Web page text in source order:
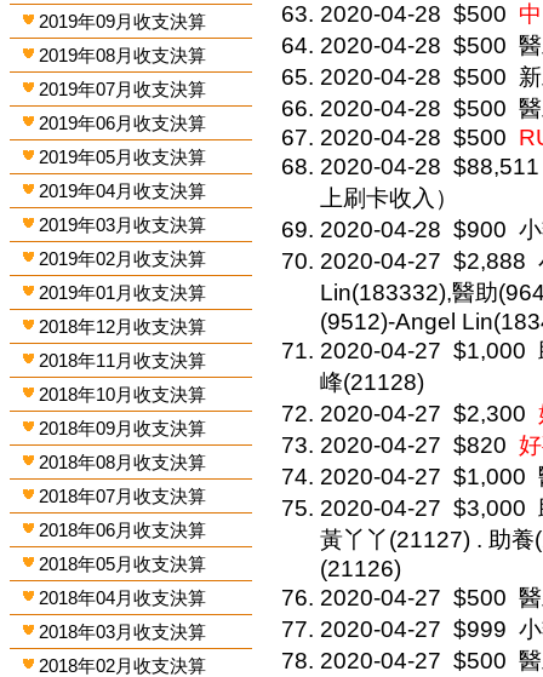
2019年09月收支決算
2019年08月收支決算
2019年07月收支決算
2019年06月收支決算
2019年05月收支決算
2019年04月收支決算
2019年03月收支決算
2019年02月收支決算
2019年01月收支決算
2018年12月收支決算
2018年11月收支決算
2018年10月收支決算
2018年09月收支決算
2018年08月收支決算
2018年07月收支決算
2018年06月收支決算
2018年05月收支決算
2018年04月收支決算
2018年03月收支決算
2018年02月收支決算
2020-04-28 $500
2020-04-28 $500
2020-04-28 $500
2020-04-28 $500
2020-04-28 $500
2020-04-28 $88,511
上刷卡收入）
2020-04-28 $900
2020-04-27 $2,888
Lin(183332),醫助
(9512)-Angel
2020-04-27 $1,000
峰(21128)
2020-04-27 $2,300
2020-04-27 $820
2020-04-27 $1,000
2020-04-27 $3,000
黃丫丫(21127) . 助
(21126)
2020-04-27 $500
2020-04-27 $999
2020-04-27 $500